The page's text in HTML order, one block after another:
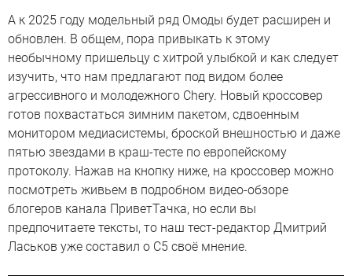
А к 2025 году модельный ряд Омоды будет расширен и
обновлен. В общем, пора привыкать к этому
необычному пришельцу с хитрой улыбкой и как следует
изучить, что нам предлагают под видом более
агрессивного и молодежного Chery. Новый кроссовер
готов похвастаться зимним пакетом, сдвоенным
монитором медиасистемы, броской внешностью и даже
пятью звездами в краш-тесте по европейскому
протоколу. Нажав на кнопку ниже, на кроссовер можно
посмотреть живьем в подробном видео-обзоре
блогеров канала ПриветТачка, но если вы
предпочитаете тексты, то наш тест-редактор Дмитрий
Ласьков уже составил о C5 своё мнение.